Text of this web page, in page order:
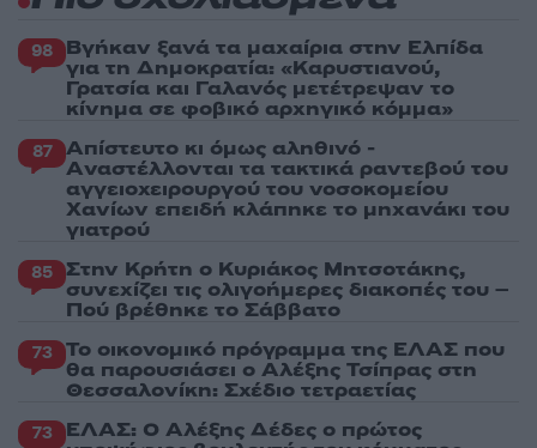
98 Βγήκαν ξανά τα μαχαίρια στην Ελπίδα
για τη Δημοκρατία: «Καρυστιανού,
Γρατσία και Γαλανός μετέτρεψαν το
κίνημα σε φοβικό αρχηγικό κόμμα»
87 Απίστευτο κι όμως αληθινό -
Aναστέλλονται τα τακτικά ραντεβού του
αγγειοχειρουργού του νοσοκομείου
Χανίων επειδή κλάπηκε το μηχανάκι του
γιατρού
85 Στην Κρήτη ο Κυριάκος Μητσοτάκης,
συνεχίζει τις ολιγοήμερες διακοπές του –
Πού βρέθηκε το Σάββατο
73 Το οικονομικό πρόγραμμα της ΕΛΑΣ που
θα παρουσιάσει ο Αλέξης Τσίπρας στη
Θεσσαλονίκη: Σχέδιο τετραετίας
73 ΕΛΑΣ: Ο Αλέξης Δέδες ο πρώτος